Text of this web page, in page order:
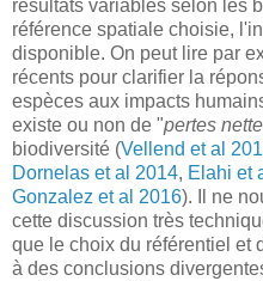
résultats variables selon les
référence spatiale choisie,
disponible. On peut lire par
récents pour clarifier la
espèces aux impacts
existe ou non de "pertes
biodiversité (Vellend et al
Dornelas et al 2014, Elahi et
Gonzalez et al 2016). Il ne
cette discussion très
que le choix du référentiel et
à des conclusions